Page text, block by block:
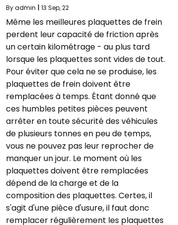
Byadmin 13 Sep, 22
Même les meilleures plaquettes de frein
perdent leur capacité de friction après
un certain kilométrage - au plus tard
lorsque les plaquettes sont vides de tout.
Pour éviter que cela ne se produise, les
plaquettes de frein doivent être
remplacées à temps. Étant donné que
ces humbles petites pièces peuvent
arrêter en toute sécurité des véhicules
de plusieurs tonnes en peu de temps,
vous ne pouvez pas leur reprocher de
manquer un jour. Le moment où les
plaquettes doivent être remplacées
dépend de la charge et de la
composition des plaquettes. Certes, il
s'agit d'une pièce d'usure, il faut donc
remplacer régulièrement les plaquettes